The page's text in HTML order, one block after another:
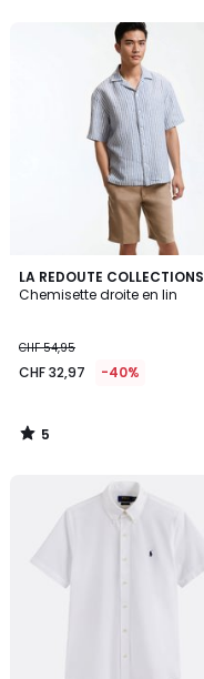
LA REDOUTE COLLECTIONS
Chemisette droite en lin
CHF 54,95
CHF 32,97 -40%
5
/
5
/